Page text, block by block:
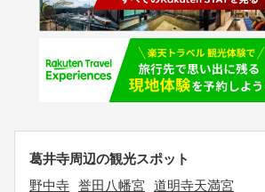
葛井寺周辺の観光スポット
野中寺 誉田八幡宮
道明寺天満宮